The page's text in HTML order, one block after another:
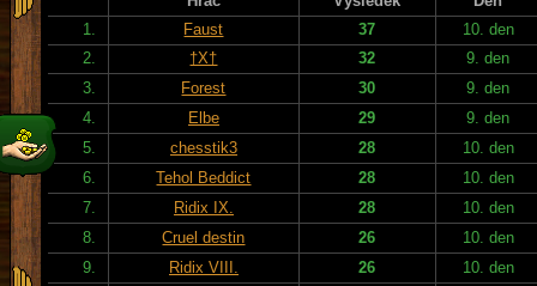
1.
Faust 37
10. den
2.
†X† 32
9. den
3.
Forest 30
9. den
4.
Elbe 29
9. den
5.
chesstik3 28
10. den
6.
Tehol Beddict 28
10. den
7.
Ridix IX. 28
10. den
8.
Cruel destin 26
10. den
9.
Ridix VIII. 26
10. den